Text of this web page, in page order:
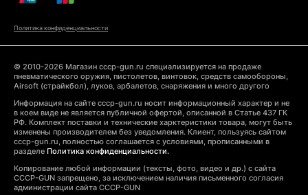
Политика конфиденциальности
© 2010-2026 Магазин cccp-gun.ru специализируется на продаже
пневматического оружия, пистолетов, винтовок, средств самообороны,
Airsoft (страйкбол), луков, арбалетов, снаряжения и много другого
Информация на сайте cccp-gun.ru носит информационный характер и не
в коем виде не является публичной офертой, описанной в Статье 437 ГК
РФ. Комплект поставки и технические харктеристики товара, могут быть
изменены производителем без уведомления. Клиент, пользуясь сайтом
cccp-gun.ru, полностью соглашается с условиями, прописанными в
разделе Политика конфиденциальности.
Копирование любой информации (тексты, фото, видео и др.) с сайта
CCCP-GUN запрещено, за исключением наличия письменного согласия
администрации сайта CCCP-GUN